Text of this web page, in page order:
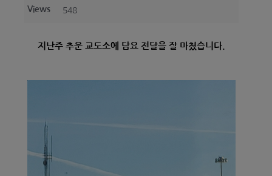
Views 548
지난주 추운 교도소에 담요 전달을 잘 마쳤습니다.